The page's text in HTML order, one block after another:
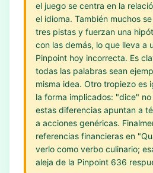
el juego se centra en la
el idioma. También muchos
tres pistas y fuerzan una
con las demás, lo que lleva a
Pinpoint hoy incorrecta. Es
todas las palabras sean
misma idea. Otro tropiezo es
la forma implicados: "dice"
estas diferencias apuntan a
a acciones genéricas.
referencias financieras en
verlo como verbo culinario;
aleja de la Pinpoint 636